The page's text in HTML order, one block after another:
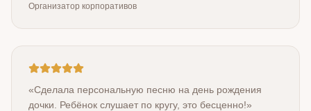
Организатор корпоративов
«Сделала персональную песню на день рождения
дочки. Ребёнок слушает по кругу, это бесценно!»